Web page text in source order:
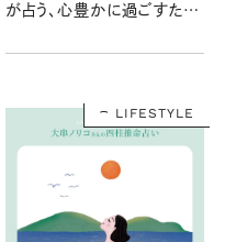
が占う、心豊かに過ごすため
LIFESTYLE